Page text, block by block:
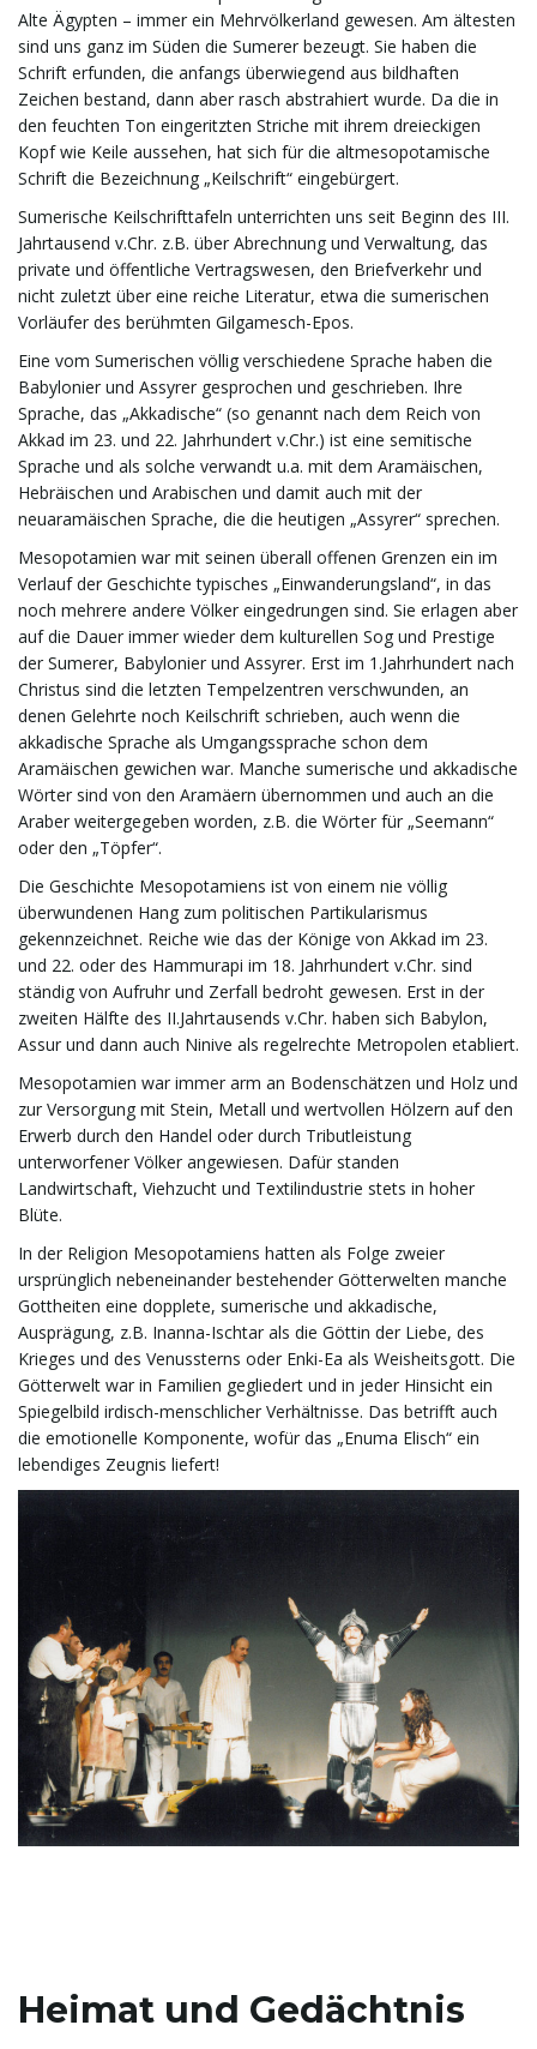
Alte Ägypten – immer ein Mehrvölkerland gewesen. Am ältesten
sind uns ganz im Süden die Sumerer bezeugt. Sie haben die
Schrift erfunden, die anfangs überwiegend aus bildhaften
Zeichen bestand, dann aber rasch abstrahiert wurde. Da die in
den feuchten Ton eingeritzten Striche mit ihrem dreieckigen
Kopf wie Keile aussehen, hat sich für die altmesopotamische
Schrift die Bezeichnung „Keilschrift“ eingebürgert.
Sumerische Keilschrifttafeln unterrichten uns seit Beginn des III.
Jahrtausend v.Chr. z.B. über Abrechnung und Verwaltung, das
private und öffentliche Vertragswesen, den Briefverkehr und
nicht zuletzt über eine reiche Literatur, etwa die sumerischen
Vorläufer des berühmten Gilgamesch-Epos.
Eine vom Sumerischen völlig verschiedene Sprache haben die
Babylonier und Assyrer gesprochen und geschrieben. Ihre
Sprache, das „Akkadische“ (so genannt nach dem Reich von
Akkad im 23. und 22. Jahrhundert v.Chr.) ist eine semitische
Sprache und als solche verwandt u.a. mit dem Aramäischen,
Hebräischen und Arabischen und damit auch mit der
neuaramäischen Sprache, die die heutigen „Assyrer“ sprechen.
Mesopotamien war mit seinen überall offenen Grenzen ein im
Verlauf der Geschichte typisches „Einwanderungsland“, in das
noch mehrere andere Völker eingedrungen sind. Sie erlagen aber
auf die Dauer immer wieder dem kulturellen Sog und Prestige
der Sumerer, Babylonier und Assyrer. Erst im 1.Jahrhundert nach
Christus sind die letzten Tempelzentren verschwunden, an
denen Gelehrte noch Keilschrift schrieben, auch wenn die
akkadische Sprache als Umgangssprache schon dem
Aramäischen gewichen war. Manche sumerische und akkadische
Wörter sind von den Aramäern übernommen und auch an die
Araber weitergegeben worden, z.B. die Wörter für „Seemann“
oder den „Töpfer“.
Die Geschichte Mesopotamiens ist von einem nie völlig
überwundenen Hang zum politischen Partikularismus
gekennzeichnet. Reiche wie das der Könige von Akkad im 23.
und 22. oder des Hammurapi im 18. Jahrhundert v.Chr. sind
ständig von Aufruhr und Zerfall bedroht gewesen. Erst in der
zweiten Hälfte des II.Jahrtausends v.Chr. haben sich Babylon,
Assur und dann auch Ninive als regelrechte Metropolen etabliert.
Mesopotamien war immer arm an Bodenschätzen und Holz und
zur Versorgung mit Stein, Metall und wertvollen Hölzern auf den
Erwerb durch den Handel oder durch Tributleistung
unterworfener Völker angewiesen. Dafür standen
Landwirtschaft, Viehzucht und Textilindustrie stets in hoher
Blüte.
In der Religion Mesopotamiens hatten als Folge zweier
ursprünglich nebeneinander bestehender Götterwelten manche
Gottheiten eine dopplete, sumerische und akkadische,
Ausprägung, z.B. Inanna-Ischtar als die Göttin der Liebe, des
Krieges und des Venussterns oder Enki-Ea als Weisheitsgott. Die
Götterwelt war in Familien gegliedert und in jeder Hinsicht ein
Spiegelbild irdisch-menschlicher Verhältnisse. Das betrifft auch
die emotionelle Komponente, wofür das „Enuma Elisch“ ein
lebendiges Zeugnis liefert!
Heimat und Gedächtnis